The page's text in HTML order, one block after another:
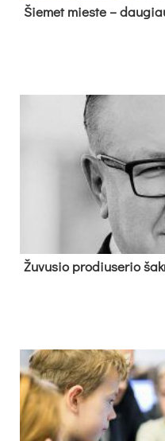
Šie­met mies­te –
Žu­vu­sio pro­diu­se­rio